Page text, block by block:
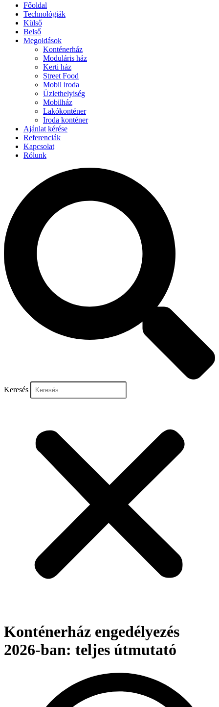
Főoldal
Technológiák
Külső
Belső
Megoldások
Konténerház
Moduláris ház
Kerti ház
Street Food
Mobil iroda
Üzlethelyiség
Mobilház
Lakókonténer
Iroda konténer
Ajánlat kérése
Referenciák
Kapcsolat
Rólunk
Keresés
Konténerház engedélyezés
2026-ban: teljes útmutató